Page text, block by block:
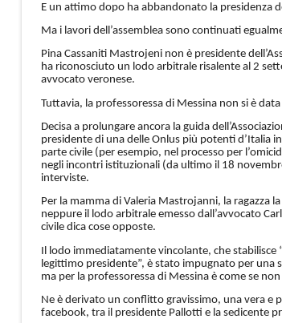
E un attimo dopo ha abbandonato la presidenza
Ma i lavori dell’assemblea sono continuati
Pina Cassaniti Mastrojeni non è presidente
ha riconosciuto un lodo arbitrale risalente al 2
avvocato veronese.
Tuttavia, la professoressa di Messina non si è
Decisa a prolungare ancora la guida
presidente di una delle Onlus più potenti d’Italia
parte civile (per esempio, nel processo per
negli incontri istituzionali (da ultimo il 18
interviste.
Per la mamma di Valeria Mastrojanni, la ragazza
neppure il lodo arbitrale emesso dall’avvocato
civile dica cose opposte.
Il lodo immediatamente vincolante, che stabilisce
legittimo presidente”, è stato impugnato per una
ma per la professoressa di Messina è come se non
Ne è derivato un conflitto gravissimo, una vera e
facebook, tra il presidente Pallotti e la sedicente